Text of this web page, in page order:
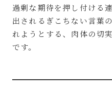
過剰な期待を押し付ける
出されるぎこちない言葉
れようとする、肉体の切
です。